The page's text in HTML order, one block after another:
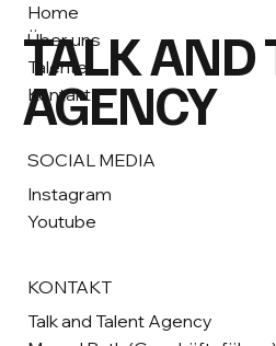
TALK AND
AGENCY
Home
Über uns
Talente
Kontakt
SOCIAL MEDIA
Instagram
Youtube
KONTAKT
Talk and Talent Agency